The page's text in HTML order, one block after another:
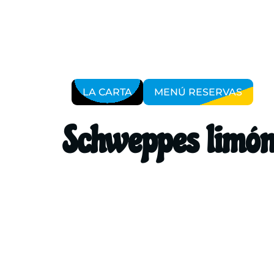
LA CARTA MENÚ RESERVAS
Schweppes